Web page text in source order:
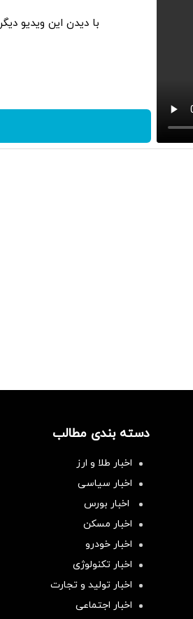
با دیدن این ویدیو
دسته بندی مطالب
اخبار طلا و ارز
اخبار سیاسی
اخبار بورس
اخبار مسکن
اخبار خودرو
اخبار تکنولوژی
اخبار تولید و تجارت
اخبار اجتماعی